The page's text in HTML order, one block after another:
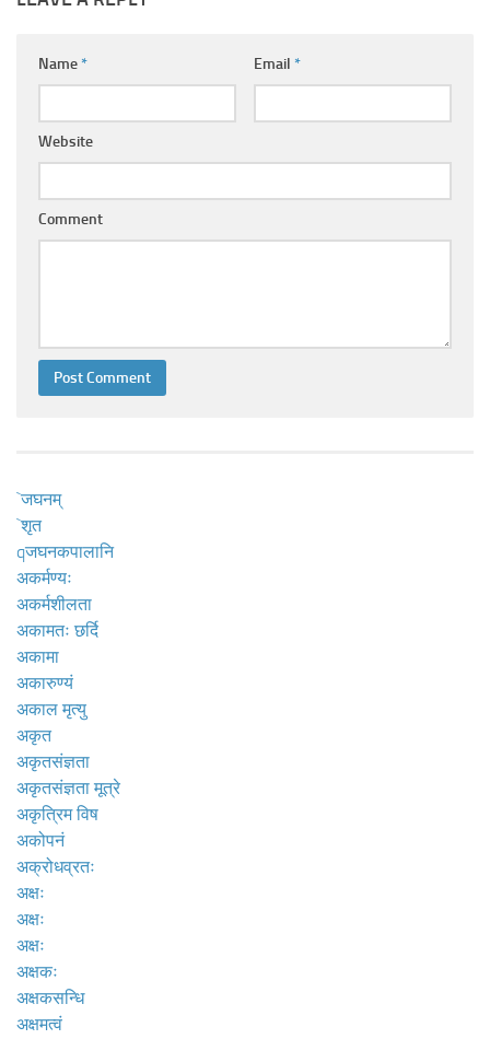
Ayurveda Doctors
Online Consultation
Name* Email *
Website
Comment
`जघनम्
`शृत
qजघनकपालानि
अकर्मण्यः
अकर्मशीलता
अकामतः छर्दि
अकामा
अकारुण्यं
अकाल मृत्यु
अकृत
अकृतसंज्ञता
अकृतसंज्ञता मूत्रे
अकृत्रिम विष
अकोपनं
अक्रोधव्रतः
अक्षः
अक्षः
अक्षः
अक्षकः
अक्षकसन्धि
अक्षमत्वं